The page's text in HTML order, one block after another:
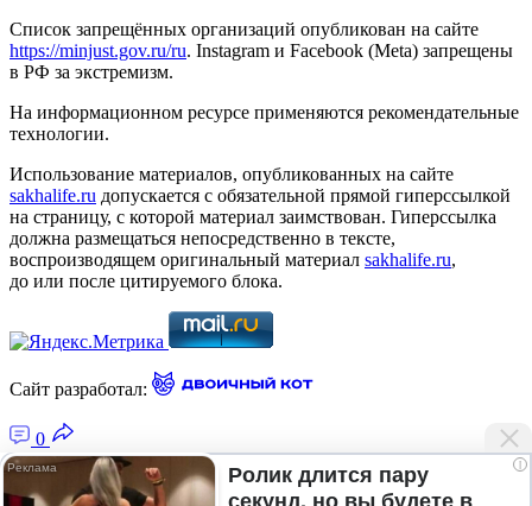
Список запрещённых организаций опубликован на сайте
https://minjust.gov.ru/ru. Instagram и Facebook (Metа) запрещены
в РФ за экстремизм.
На информационном ресурсе применяются рекомендательные
технологии.
Использование материалов, опубликованных на сайте
sakhalife.ru допускается с обязательной прямой гиперссылкой
на страницу, с которой материал заимствован. Гиперссылка
должна размещаться непосредственно в тексте,
воспроизводящем оригинальный материал sakhalife.ru,
до или после цитируемого блока.
Сайт разработал:
0
i
Ролик длится пару